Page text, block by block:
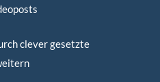
clever gesetzte